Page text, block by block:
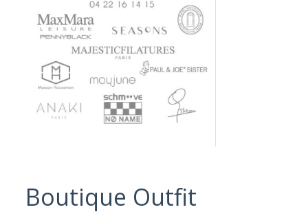
Boutique Outfit